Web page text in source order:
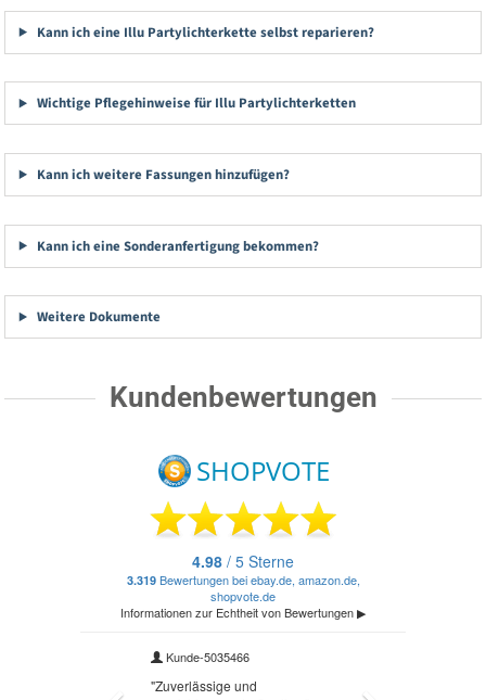
Kann ich eine Illu Partylichterkette selbst reparieren?
Wichtige Pflegehinweise für Illu Partylichterketten
Kann ich weitere Fassungen hinzufügen?
Kann ich eine Sonderanfertigung bekommen?
Weitere Dokumente
Kundenbewertungen